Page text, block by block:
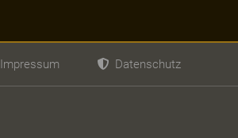
Impressum Datenschutz